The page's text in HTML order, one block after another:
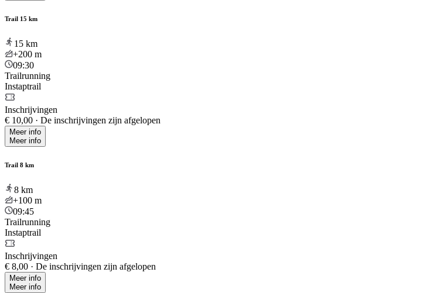
Trail 15 km
15 km
+200 m
09:30
Trailrunning
Instaptrail
Inschrijvingen
€ 10,00 · De inschrijvingen zijn afgelopen
Meer info
Meer info
Trail 8 km
8 km
+100 m
09:45
Trailrunning
Instaptrail
Inschrijvingen
€ 8,00 · De inschrijvingen zijn afgelopen
Meer info
Meer info